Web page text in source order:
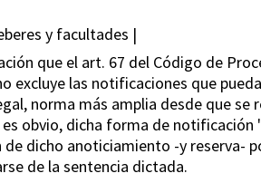
y facultades |
que el art. 67 del Código de
excluye las notificaciones que
norma más amplia desde que
obvio, dicha forma de
dicho anoticiamiento -y reserva-
de la sentencia dictada.